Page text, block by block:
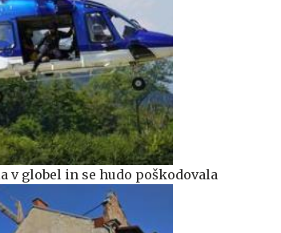
v globel in se hudo poškodovala